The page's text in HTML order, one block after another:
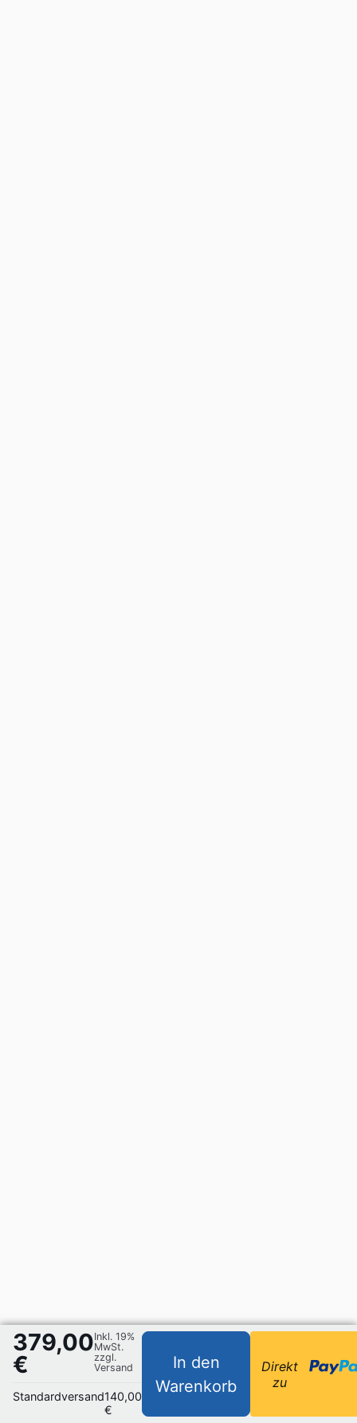
379,00
€
Inkl. 19%
MwSt.
zzgl.
Versand
Standardversand140,00
€
In den
Warenkorb
Direkt
zu